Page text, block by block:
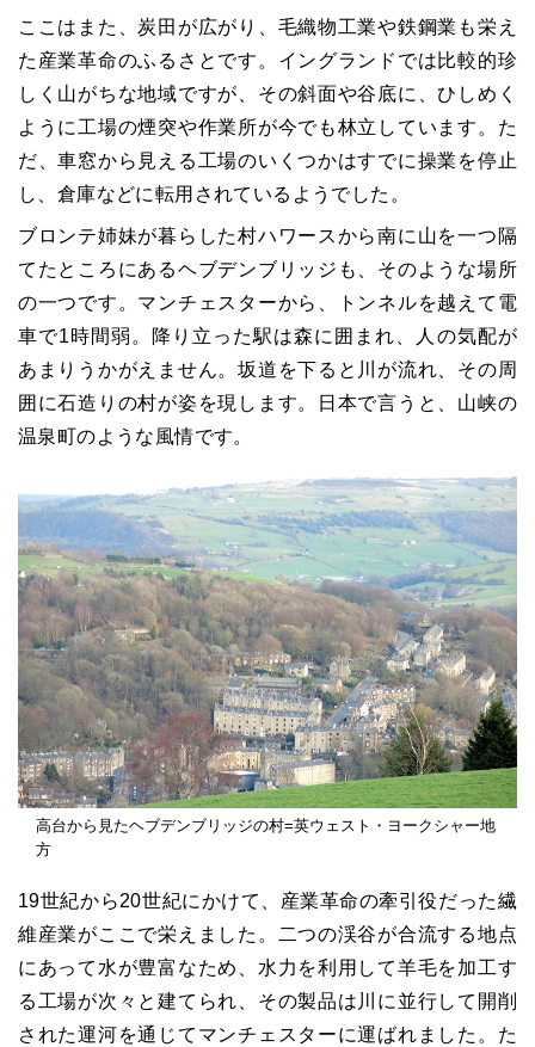
ここはまた、炭田が広がり、毛織物工業や鉄鋼業も栄え
た産業革命のふるさとです。イングランドでは比較的珍
しく山がちな地域ですが、その斜面や谷底に、ひしめく
ように工場の煙突や作業所が今でも林立しています。た
だ、車窓から見える工場のいくつかはすでに操業を停止
し、倉庫などに転用されているようでした。
ブロンテ姉妹が暮らした村ハワースから南に山を一つ隔
てたところにあるヘブデンブリッジも、そのような場所
の一つです。マンチェスターから、トンネルを越えて電
車で1時間弱。降り立った駅は森に囲まれ、人の気配が
あまりうかがえません。坂道を下ると川が流れ、その周
囲に石造りの村が姿を現します。日本で言うと、山峡の
温泉町のような風情です。
高台から見たヘブデンブリッジの村=英ウェスト・ヨークシャー地
方
19世紀から20世紀にかけて、産業革命の牽引役だった繊
維産業がここで栄えました。二つの渓谷が合流する地点
にあって水が豊富なため、水力を利用して羊毛を加工す
る工場が次々と建てられ、その製品は川に並行して開削
された運河を通じてマンチェスターに運ばれました。た